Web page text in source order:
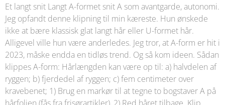
Et langt snit Langt A-formet snit A som avantgarde, autonomi.
Jeg opfandt denne klipning til min kæreste. Hun ønskede
ikke at bære klassisk glat langt hår eller U-formet hår.
Alligevel ville hun være anderledes. Jeg tror, ​​at A-form er hit i
2023, måske endda en tidløs trend. Og så kom ideen. Sådan
klippes A-form: Hårlængden kan være op til: a) halvdelen af ​​
ryggen; b) fjerdedel af ryggen; c) fem centimeter over
kravebenet; 1) Brug en markør til at tegne to bogstaver A på
hårfolien (fås fra frisørartikler), 2) Red håret tilbage. Klip